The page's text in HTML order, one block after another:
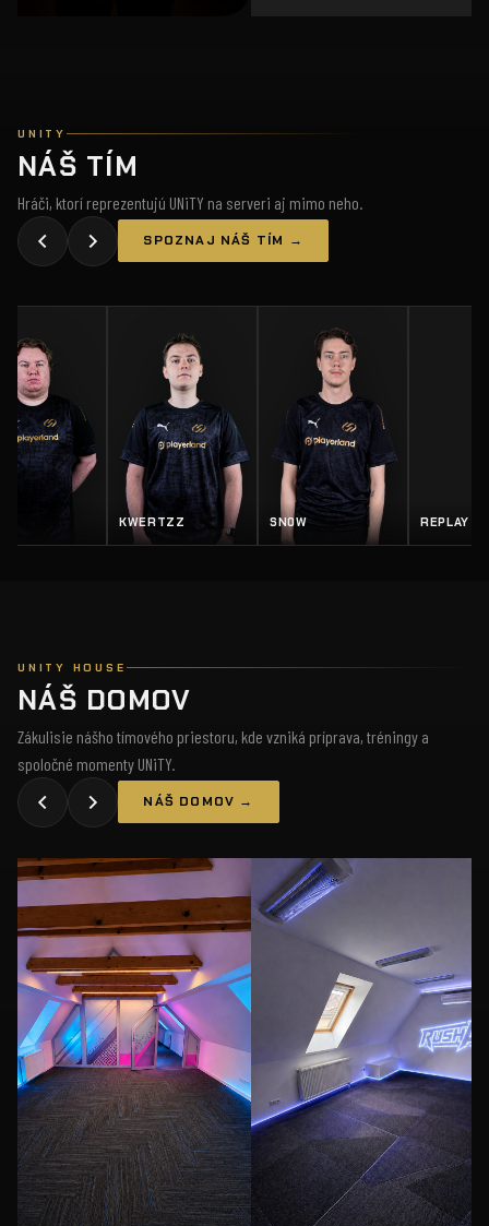
UNITY
NÁŠ TÍM
Hráči, ktorí reprezentujú UNiTY na serveri aj mimo neho.
SPOZNAJ NÁŠ TÍM →
KWERTZZ SN0W REPLAY
UNITY HOUSE
NÁŠ DOMOV
Zákulisie nášho tímového priestoru, kde vzniká príprava, tréningy a
spoločné momenty UNiTY.
NÁŠ DOMOV →